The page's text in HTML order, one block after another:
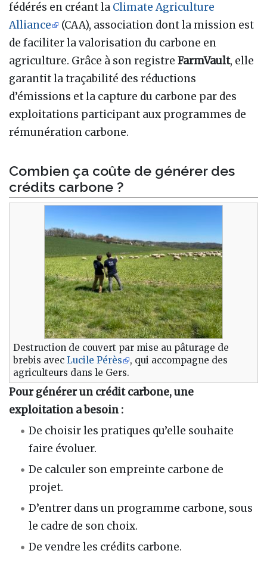
fédérés en créant la Climate Agriculture
Alliance
(CAA), association dont la mission est
de faciliter la valorisation du carbone en
agriculture. Grâce à son registre FarmVault, elle
garantit la traçabilité des réductions
d’émissions et la capture du carbone par des
exploitations participant aux programmes de
rémunération carbone.
Combien ça coûte de générer des
crédits carbone ?
Destruction de couvert par mise au pâturage de
brebis avec Lucile Pérès
, qui accompagne des
agriculteurs dans le Gers.
Pour générer un crédit carbone, une
exploitation a besoin :
De choisir les pratiques qu’elle souhaite
faire évoluer.
De calculer son empreinte carbone de
projet.
D’entrer dans un programme carbone, sous
le cadre de son choix.
De vendre les crédits carbone.